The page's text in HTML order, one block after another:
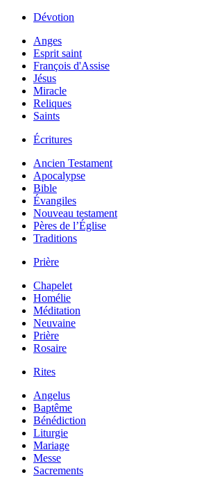
Dévotion
Anges
Esprit saint
François d'Assise
Jésus
Miracle
Reliques
Saints
Écritures
Ancien Testament
Apocalypse
Bible
Évangiles
Nouveau testament
Pères de l’Église
Traditions
Prière
Chapelet
Homélie
Méditation
Neuvaine
Prière
Rosaire
Rites
Angelus
Baptême
Bénédiction
Liturgie
Mariage
Messe
Sacrements